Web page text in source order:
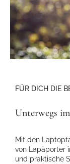
FÜR DICH DIE
Unterwegs
Mit den
von Lapàporter
und praktische